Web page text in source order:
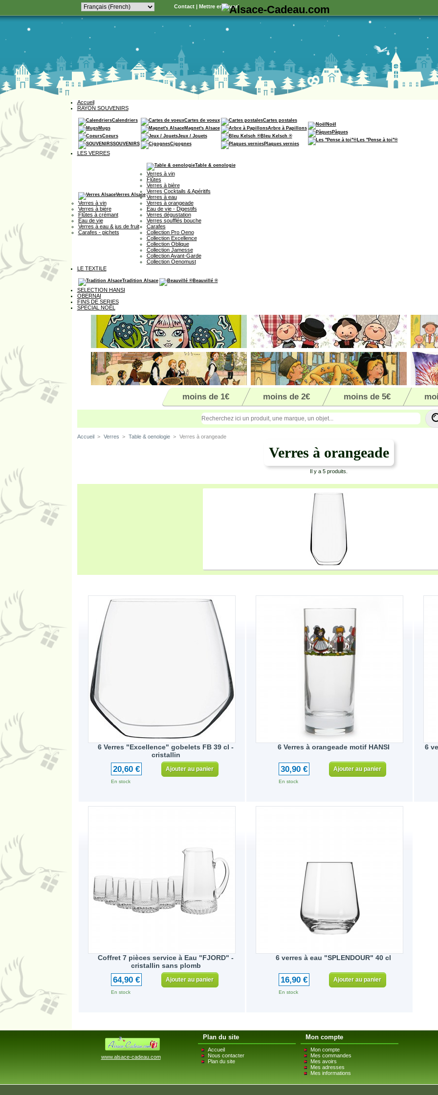
Contact | Mettre en favori
Accueil
RAYON SOUVENIRS
Calendriers
Mugs
Coeurs
SOUVENIRS
Cartes de voeux
Magnet's Alsace
Jeux / Jouets
Cigognes
Cartes postales
Arbre à Papillons
Bleu Kelsch ®
Plaques vernies
Noël
Pâques
Les "Pense à toi"®
LES VERRES
Verres Alsace
Verres à vin
Verres à bière
Flûtes à crémant
Eau de vie
Verres à eau & jus de fruit
Carafes - pichets
Table & oenologie
Verres à vin
Flûtes
Verres à bière
Verres Cocktails & Apéritifs
Verres à eau
Verres à orangeade
Eau de vie - Digestifs
Verres dégustation
Verres soufflés bouche
Carafes
Collection Pro Oeno
Collection Excellence
Collection Oblique
Collection Jamesse
Collection Avant-Garde
Collection Oenomust
LE TEXTILE
Tradition Alsace Beauvillé ®
SELECTION HANSI
OBERNAI
FINS DE SERIES
SPECIAL NOËL
moins de 1€ moins de 2€ moins de 5€
Accueil > Verres > Table & oenologie > Verres à orangeade
Verres à orangeade
Il y a 5 produits.
6 Verres "Excellence" gobelets FB 39 cl -
cristallin
20,60 €
En stock
Ajouter au panier
6 Verres à orangeade motif HANSI
30,90 €
En stock
Ajouter au panier
6
Coffret 7 pièces service à Eau "FJORD" -
cristallin sans plomb
64,90 €
En stock
Ajouter au panier
6 verres à eau "SPLENDOUR" 40 cl
16,90 €
En stock
Ajouter au panier
www.alsace-cadeau.com
Plan du site
Accueil
Nous contacter
Plan du site
Mon compte
Mon compte
Mes commandes
Mes avoirs
Mes adresses
Mes informations